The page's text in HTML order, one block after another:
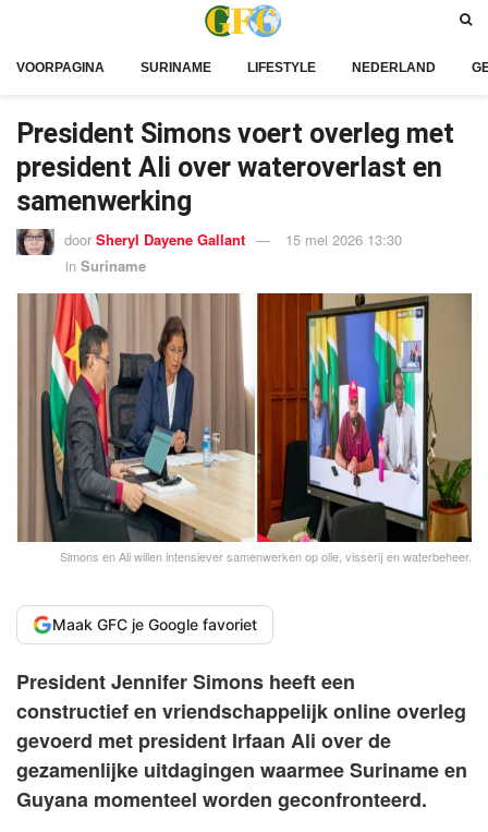
VOORPAGINA SURINAME LIFESTYLE NEDERLAND
President Simons voert overleg met
president Ali over wateroverlast en
samenwerking
door Sheryl Dayene Gallant
15 mei 2026 13:30
in Suriname
Simons en Ali willen intensiever samenwerken op olie, visserij en waterbeheer.
Maak GFC je Google favoriet
President Jennifer Simons heeft een
constructief en vriendschappelijk online overleg
gevoerd met president Irfaan Ali over de
gezamenlijke uitdagingen waarmee Suriname en
Guyana momenteel worden geconfronteerd.